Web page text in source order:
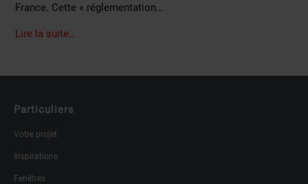
France. Cette « réglementation…
Lire la suite…
Particuliers
Votre projet
Inspirations
Fenêtres